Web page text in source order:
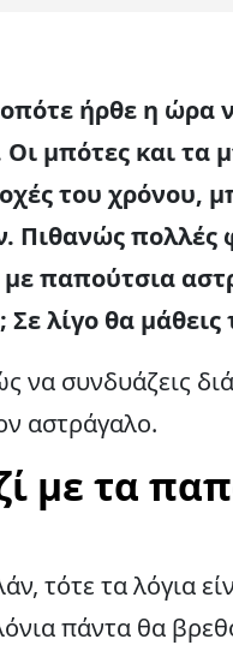
ήρθε η ώρα
μπότες και τα
του χρόνου,
Πιθανώς πολλές
παπούτσια
λίγο θα
να συνδυάζεις
αστράγαλο.
με τα
τότε τα λόγια
πάντα θα